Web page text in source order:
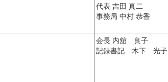
代表 吉田 真二
事務局 中村 恭香
会長 内舘 良子
記録書記 木下 光子